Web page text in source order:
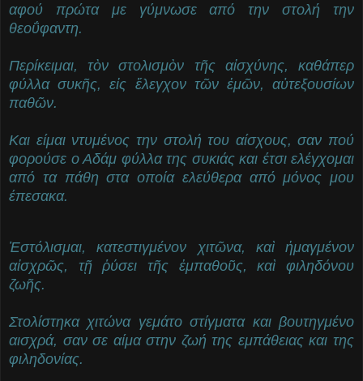
αφού πρώτα με γύμνωσε από την στολή την
θεοΰφαντη.
Περίκειμαι, τὸν στολισμὸν τῆς αἰσχύνης, καθάπερ
φύλλα συκῆς, εἰς ἔλεγχον τῶν ἐμῶν, αὐτεξουσίων
παθῶν.
Και είμαι ντυμένος την στολή του αίσχους, σαν πού
φορούσε ο Αδάμ φύλλα της συκιάς και έτσι ελέγχομαι
από τα πάθη στα οποία ελεύθερα από μόνος μου
έπεσακα.
Ἐστόλισμαι, κατεστιγμένον χιτῶνα, καὶ ἠμαγμένον
αἰσχρῶς, τῇ ῥύσει τῆς ἐμπαθοῦς, καὶ φιληδόνου
ζωῆς.
Στολίστηκα χιτώνα γεμάτο στίγματα και βουτηγμένο
αισχρά, σαν σε αίμα στην ζωή της εμπάθειας και της
φιληδονίας.